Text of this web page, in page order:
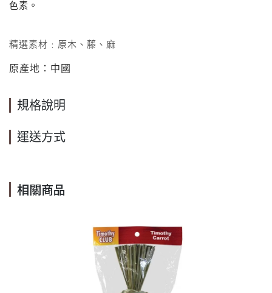
色素。
精選素材﹕ 原木、藤、麻
原產地：中國
規格說明
運送方式
相關商品